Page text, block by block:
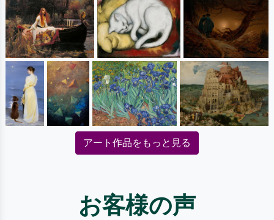
アート作品をもっと見る
お客様の声